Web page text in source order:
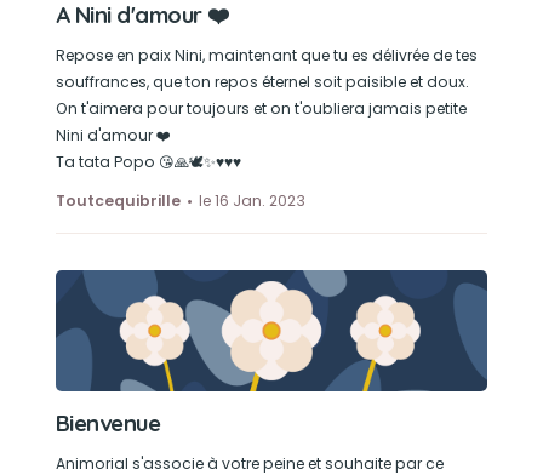
A Nini d'amour ❤️
Repose en paix Nini, maintenant que tu es délivrée de tes
souffrances, que ton repos éternel soit paisible et doux.
On t'aimera pour toujours et on t'oubliera jamais petite
Nini d'amour ❤️
Ta tata Popo 😘🙏🕊️✨♥️♥️♥️
Toutcequibrille
le 16 Jan. 2023
Bienvenue
Animorial s'associe à votre peine et souhaite par ce